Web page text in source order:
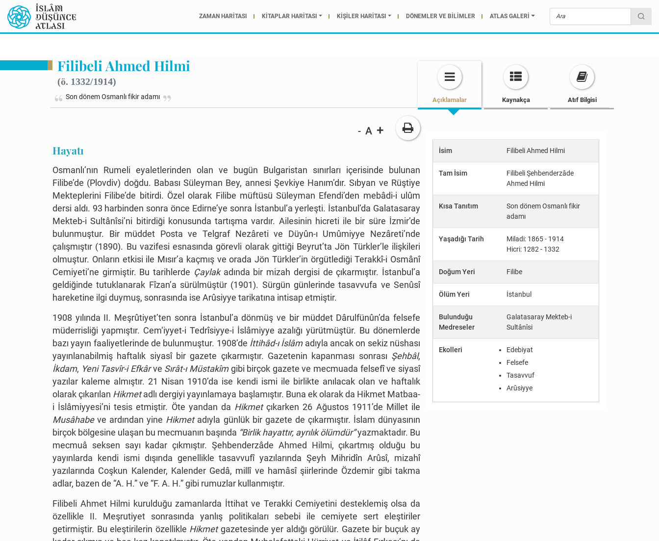
ZAMAN HARİTASI KİTAPLAR HARİTASI KİŞİLER HARİTASI DÖNEMLER VE BİLİMLER ATLAS GALERİ
Filibeli Ahmed Hilmi
(ö. 1332/1914)
Son dönem Osmanlı fikir adamı Açıklamalar Kaynakça Atıf Bilgisi
- A +
Hayatı
Osmanlı’nın Rumeli eyaletlerinden olan ve bugün Bulgaristan sınırları içerisinde bulunan
Filibe’de (Plovdiv) doğdu. Babası Süleyman Bey, annesi Şevkiye Hanım’dır. Sıbyan ve Rüştiye
Mekteplerini Filibe’de bitirdi. Özel olarak Filibe müftüsü Süleyman Efendi’den mebâdi-i ulûm
dersi aldı. 93 harbinden sonra önce Edirne’ye sonra İstanbul’a yerleşti. İstanbul’da Galatasaray
Mekteb-i Sultânîsi’ni bitirdiği konusunda tartışma vardır. Ailesinin hicreti ile bir süre İzmir’de
bulunmuştur. Bir müddet Posta ve Telgraf Nezâreti ve Düyûn-ı Umûmiyye Nezâreti’nde
çalışmıştır (1890). Bu vazifesi esnasında görevli olarak gittiği Beyrut’ta Jön Türkler’le ilişkileri
olmuştur. Onların etkisi ile Mısır’a kaçmış ve orada Jön Türkler’in örgütlediği Terakkî-i Osmânî
Cemiyeti’ne girmiştir. Bu tarihlerde Çaylakadında bir mizah dergisi de çıkarmıştır. İstanbul’a
geldiğinde tutuklanarak Fîzan’a sürülmüştür (1901). Sürgün günlerinde tasavvufa ve Senûsî
hareketine ilgi duymuş, sonrasında ise Arûsiyye tarikatına intisap etmiştir.
1908 yılında II. Meşrûtiyet’ten sonra İstanbul’a dönmüş ve bir müddet Dârulfünûn’da felsefe
müderrisliği yapmıştır. Cem‘iyyet-i Tedrîsiyye-i İslâmiyye azalığı yürütmüştür. Bu dönemlerde
bazı yayın faaliyetlerinde de bulunmuştur. 1908’de İttihâd-ı İslâmadıyla ancak on sekiz nüshası
yayınlanabilmiş haftalık siyasî bir gazete çıkarmıştır. Gazetenin kapanması sonrası Şehbâl,
İkdam, Yeni Tasvîr-i Efkârve Sırât-ı Müstakîmgibi birçok gazete ve mecmuada felsefî ve siyasî
yazılar kaleme almıştır. 21 Nisan 1910’da ise kendi ismi ile birlikte anılacak olan ve haftalık
olarak çıkarılan Hikmetadlı dergiyi yayınlamaya başlamıştır. Buna ek olarak da Hikmet Matbaa-
i İslâmiyyesi’ni tesis etmiştir. Öte yandan da Hikmetçıkarken 26 Ağustos 1911’de Millet ile
Musâhabeve ardından yine Hikmetadıyla günlük bir gazete de çıkarmıştır. İslam dünyasının
birçok bölgesine ulaşan bu mecmuanın başında “Birlik hayattır, ayrılık ölümdür”yazmaktadır. Bu
mecmuâ seksen sayı kadar çıkmıştır. Şehbenderzâde Ahmed Hilmi, çıkartmış olduğu bu
yayınlarda kendi ismi dışında genellikle tasavvufî yazılarında Şeyh Mihridîn Arûsî, mizahî
yazılarında Coşkun Kalender, Kalender Gedâ, millî ve hamâsî şiirlerinde Özdemir gibi takma
adlar, bazen de “A. H.” ve “F. A. H.” gibi rumuzlar kullanmıştır.
Filibeli Ahmet Hilmi kurulduğu zamanlarda İttihat ve Terakki Cemiyetini desteklemiş olsa da
özellikle II. Meşrutiyet sonrasında yanlış politikaları sebebi ile cemiyete sert eleştiriler
getirmiştir. Bu eleştirilerin özellikle Hikmetgazetesinde yer aldığı görülür. Gazete bir buçuk ay
İsim Filibeli Ahmed Hilmi
Tam İsim
Filibeli Şehbenderzâde
Ahmed Hilmi
Kısa Tanıtım
Son dönem Osmanlı fikir
adamı
Yaşadığı Tarih
Miladi: 1865 - 1914
Hicri: 1282 - 1332
Doğum Yeri Filibe
Ölüm Yeri İstanbul
Bulunduğu
Medreseler
Galatasaray Mekteb-i
Sultânîsi
Ekolleri
Edebiyat
Felsefe
Tasavvuf
Arûsiyye